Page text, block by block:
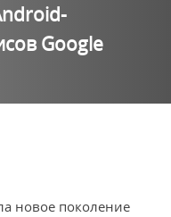
Google
новое поколение